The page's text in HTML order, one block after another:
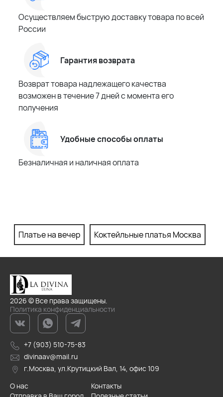
Осуществляем быструю доставку товара по всей
России
Гарантия возврата
Возврат товара надлежащего качества
возможен в течение 7 дней с момента его
получения
Удобные способы оплаты
Безналичная и наличная оплата
Платье на вечер Коктейльные платья Москва
2026 © Все права защищены.
Политика конфиденциальности
+7 (903) 510-75-83
divinaav@mail.ru
г.Москва, ул.Крутицкий Вал, 14, офис 109
О нас
Контакты